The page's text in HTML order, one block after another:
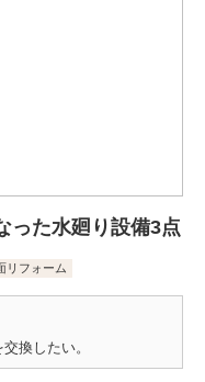
った水廻り設備3点
リフォーム
換したい。